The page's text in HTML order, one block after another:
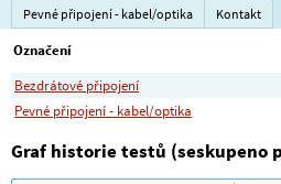
Pevné připojení - kabel/optika
Kontakt
Označení
Bezdrátové připojení
Pevné připojení - kabel/optika
Graf historie testů (seskupeno